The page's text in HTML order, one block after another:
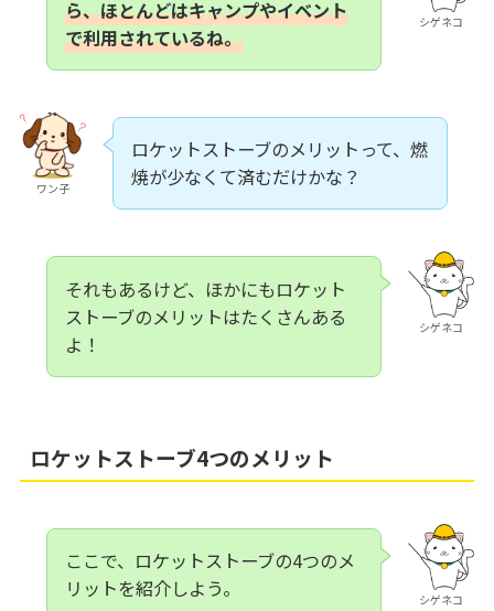
シゲネコ
ら、ほとんどはキャンプやイベント
で利用されているね。
ワン子
ロケットストーブのメリットって、燃
焼が少なくて済むだけかな？
シゲネコ
それもあるけど、ほかにもロケット
ストーブのメリットはたくさんある
よ！
ロケットストーブ4つのメリット
シゲネコ
ここで、ロケットストーブの4つのメ
リットを紹介しよう。